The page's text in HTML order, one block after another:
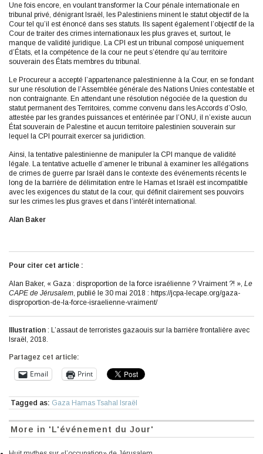
Une fois encore, en voulant transformer la Cour pénale internationale en
tribunal privé, dénigrant Israël, les Palestiniens minent le statut objectif de la
Cour tel qu’il est énoncé dans ses statuts. Ils sapent également l’objectif de la
Cour de traiter des crimes internationaux les plus graves et, surtout, le
manque de validité juridique. La CPI est un tribunal composé uniquement
d’États, et la compétence de la cour ne peut s’étendre qu’au territoire
souverain des États membres du tribunal.
Le Procureur a accepté l’appartenance palestinienne à la Cour, en se fondant
sur une résolution de l’Assemblée générale des Nations Unies contestable et
non contraignante. En attendant une résolution négociée de la question du
statut permanent des Territoires, comme convenu dans les Accords d’Oslo,
attestée par les grandes puissances et entérinée par l’ONU, il n’existe aucun
État souverain de Palestine et aucun territoire palestinien souverain sur
lequel la CPI pourrait exercer sa juridiction.
Ainsi, la tentative palestinienne de manipuler la CPI manque de validité
légale. La tentative actuelle d’amener le tribunal à examiner les allégations
de crimes de guerre par Israël dans le contexte des événements récents le
long de la barrière de délimitation entre le Hamas et Israël est incompatible
avec les exigences du statut de la cour, qui définit clairement ses pouvoirs
sur les crimes les plus graves et dans l’intérêt international.
Alan Baker
Pour citer cet article :
Alan Baker, « Gaza : disproportion de la force israélienne ? Vraiment ?! », Le
CAPE de Jérusalem, publié le 30 mai 2018 : https://jcpa-lecape.org/gaza-
disproportion-de-la-force-israelienne-vraiment/
Illustration : L’assaut de terroristes gazaouis sur la barrière frontalière avec
Israël, 2018.
Partagez cet article:
Email Print
Tagged as: Gaza Hamas Tsahal Israël
More in 'L'événement du Jour'